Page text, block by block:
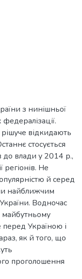
з нинішньої
рішуче відкидають
стосується
до влади у 2014 р.,
регіонів. Не
й серед
найближчим
Водночас
перед Україною і
як й того, що
проголошення